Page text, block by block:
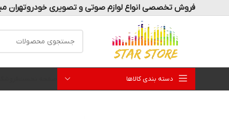
فروش تخصصی انواع لوازم صوتی و تصویری خودروتهران
دسته بندی کالاها